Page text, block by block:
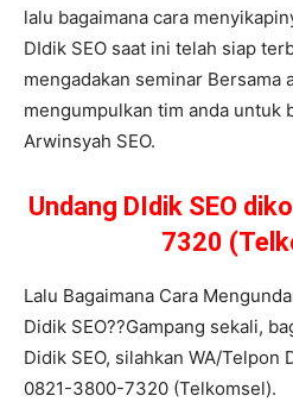
lalu bagaimana cara
DIdik SEO saat ini telah siap
mengadakan seminar Bersama
mengumpulkan tim anda untuk
Arwinsyah SEO.
Undang DIdik SEO
7320
Lalu Bagaimana Cara
Didik SEO??Gampang sekali,
Didik SEO, silahkan WA/Telpon
0821-3800-7320 (Telkomsel).